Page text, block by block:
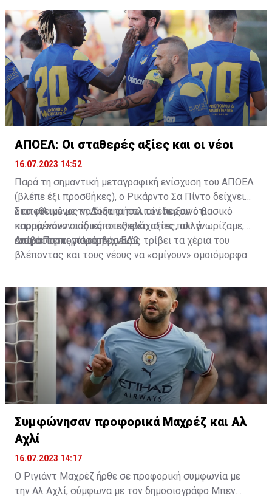
ΑΠΟΕΛ: Οι σταθερές αξίες και οι νέοι
16.07.2023 14:52
Παρά τη σημαντική μεταγραφική ενίσχυση του ΑΠΟΕΛ
(βλέπε έξι προσθήκες), ο Ρικάρντο Σα Πίντο δείχνει
διατεθειμένος να διατηρήσει τον περσινό βασικό
κορμό, κάνοντας κάποιες ελάχιστες, αλλά
απαραίτητες παρεμβάσεις.
Στο φιλικό με τη Δόξα οι παλιοί έδειξαν ότι
παραμένουν οι ίδιες σταθερές αξίες που γνωρίζαμε,
ενώ ο Πορτογάλος τεχνικός τρίβει τα χέρια του
βλέποντας και τους νέους να «σμίγουν» ομοιόμορφα
Διαβάστε περισσότεραΕΔΩ.
Συμφώνησαν προφορικά Μαχρέζ και Αλ
Αχλί
16.07.2023 14:17
Ο Ριγιάντ Μαχρέζ ήρθε σε προφορική συμφωνία με
την Αλ Αχλί, σύμφωνα με τον δημοσιογράφο Μπεν